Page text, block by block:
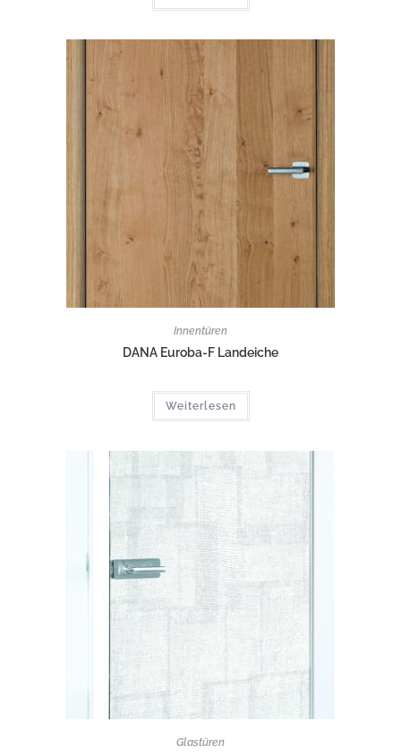
Innentüren
DANA Euroba-F Landeiche
Weiterlesen
Glastüren